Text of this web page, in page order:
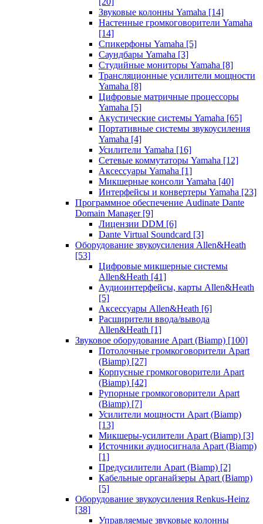
Звуковые колонны Yamaha [14]
Настенные громкоговорители Yamaha
[14]
Спикерфоны Yamaha [5]
Саундбары Yamaha [3]
Студийные мониторы Yamaha [8]
Трансляционные усилители мощности
Yamaha [8]
Цифровые матричные процессоры
Yamaha [5]
Акустические системы Yamaha [65]
Портативные системы звукоусиления
Yamaha [4]
Усилители Yamaha [16]
Сетевые коммутаторы Yamaha [12]
Аксессуары Yamaha [1]
Микшерные консоли Yamaha [40]
Интерфейсы и конвертеры Yamaha [23]
Программное обеспечение Audinate Dante
Domain Manager [9]
Лицензии DDM [6]
Dante Virtual Soundcard [3]
Оборудование звукоусиления Allen&Heath
[53]
Цифровые микшерные системы
Allen&Heath [41]
Аудиоинтерфейсы, карты Allen&Heath
[5]
Аксессуары Allen&Heath [6]
Расширители ввода/вывода
Allen&Heath [1]
Звуковое оборудование Apart (Biamp) [100]
Потолочные громкоговорители Apart
(Biamp) [27]
Корпусные громкоговорители Apart
(Biamp) [42]
Рупорные громкоговорители Apart
(Biamp) [7]
Усилители мощности Apart (Biamp)
[13]
Микшеры-усилители Apart (Biamp) [3]
Источники аудиосигнала Apart (Biamp)
[1]
Предусилители Apart (Biamp) [2]
Кабельные органайзеры Apart (Biamp)
[5]
Оборудование звукоусиления Renkus-Heinz
[38]
Управляемые звуковые колонны